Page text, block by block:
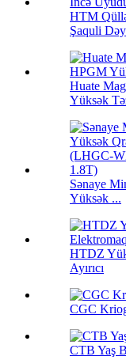
HTM
Şaquli
Huate
Yüksək
Sənaye
Yüksək ...
HTDZ
Ayırıcı
CGC
CTB Yaş